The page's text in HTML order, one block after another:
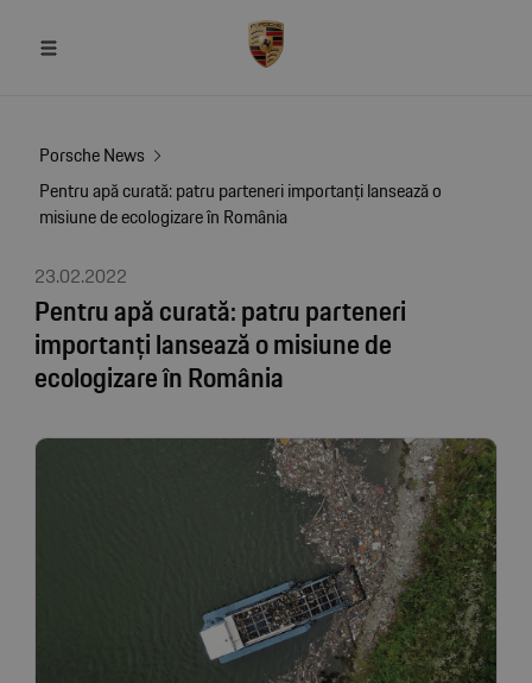
Porsche News
Pentru apă curată: patru parteneri importanți lansează o
misiune de ecologizare în România
23.02.2022
Pentru apă curată: patru parteneri
importanți lansează o misiune de
ecologizare în România